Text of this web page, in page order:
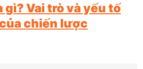
gì? Vai trò và yếu tố
chiến lược